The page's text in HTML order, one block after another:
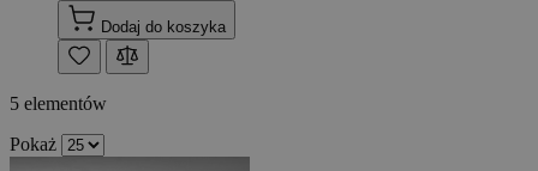
Dodaj do koszyka
5 elementów
Pokaż